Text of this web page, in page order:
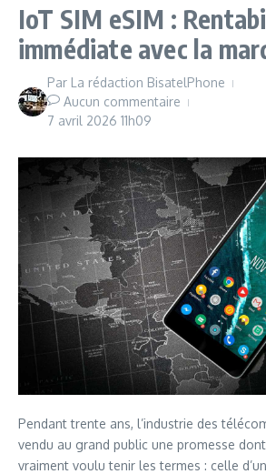
IoT SIM eSIM :
immédiate avec la
Par La rédaction BisatelPhone
Aucun commentaire
7 avril 2026 11h09
Pendant trente ans, l’industrie des
vendu au grand public une promesse
vraiment voulu tenir les termes : celle